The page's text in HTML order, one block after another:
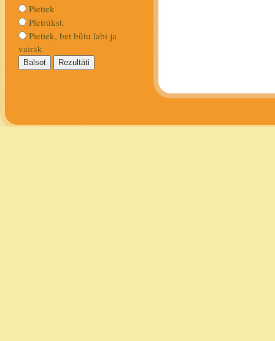
Pietiek
Pietrūkst.
Pietiek, bet būtu labi ja
vairāk